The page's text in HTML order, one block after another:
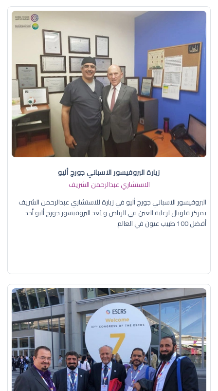
زيارة البروفيسور الاسباني جورج أليو
الاستشاري عبدالرحمن الشريف
البروفيسور الاسباني جورج أليو في زيارة للاستشاري عبدالرحمن الشريف
بمركز قلوبال لرعاية العين في الرياض و يُعد البروفيسور جورج أليو أحد
أفضل 100 طبيب عيون في العالم